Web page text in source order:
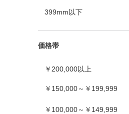
399mm以下
価格帯
￥200,000以上
￥150,000～￥199,999
￥100,000～￥149,999